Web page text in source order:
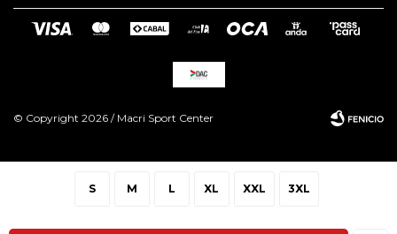
S M L XL XXL 3XL
© Copyright 2026 / Macri Sport Center